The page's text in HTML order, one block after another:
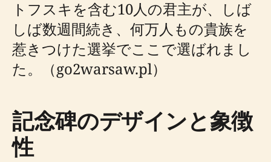
トフスキを含む10人の君主が、しば
しば数週間続き、何万人もの貴族を
惹きつけた選挙でここで選ばれまし
た。（go2warsaw.pl）
記念碑のデザインと象徴
性